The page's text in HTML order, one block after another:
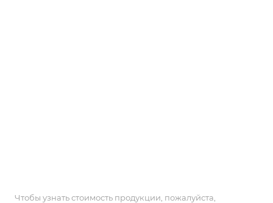
Чтобы узнать стоимость продукции, пожалуйста,